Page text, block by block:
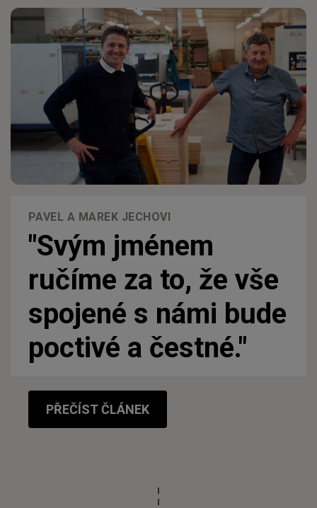
PAVEL A MAREK JECHOVI
"Svým jménem
ručíme za to, že vše
spojené s námi bude
poctivé a čestné."
PŘEČÍST ČLÁNEK